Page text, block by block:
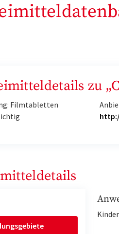
zu
Filmtabletten